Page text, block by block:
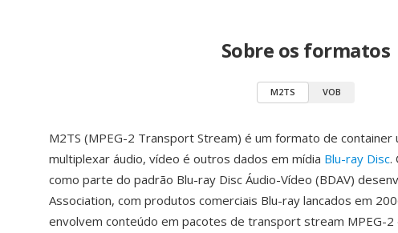
Sobre os formatos
M2TS VOB
M2TS (MPEG-2 Transport Stream) é um formato de
multiplexar áudio, vídeo é outros dados em mídia Blu-ray Disc.
como parte do padrão Blu-ray Disc Áudio-Vídeo (BDAV)
Association, com produtos comerciais Blu-ray lancados em
envolvem conteúdo em pacotes de transport stream MPEG-2